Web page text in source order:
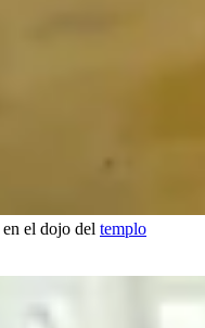
en el dojo del templo